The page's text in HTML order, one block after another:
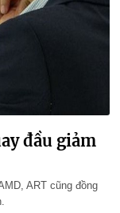
đầu giảm
ART cũng đồng